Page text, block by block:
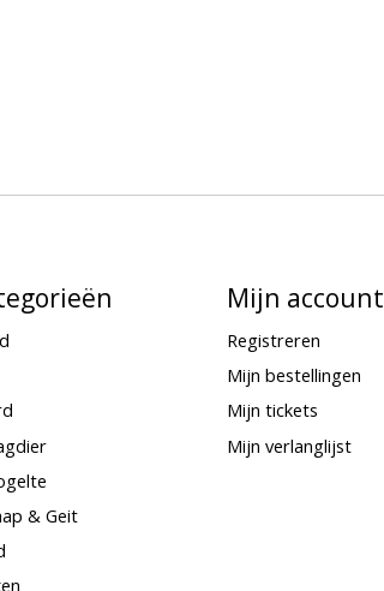
& Geit
Mijn account
Registreren
Mijn bestellingen
Mijn tickets
Mijn verlanglijst